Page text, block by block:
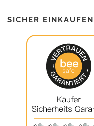
SICHER EINKAUFEN